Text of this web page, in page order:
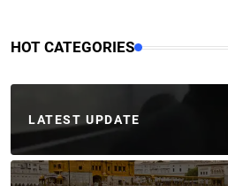
HOT CATEGORIES
LATEST UPDATE